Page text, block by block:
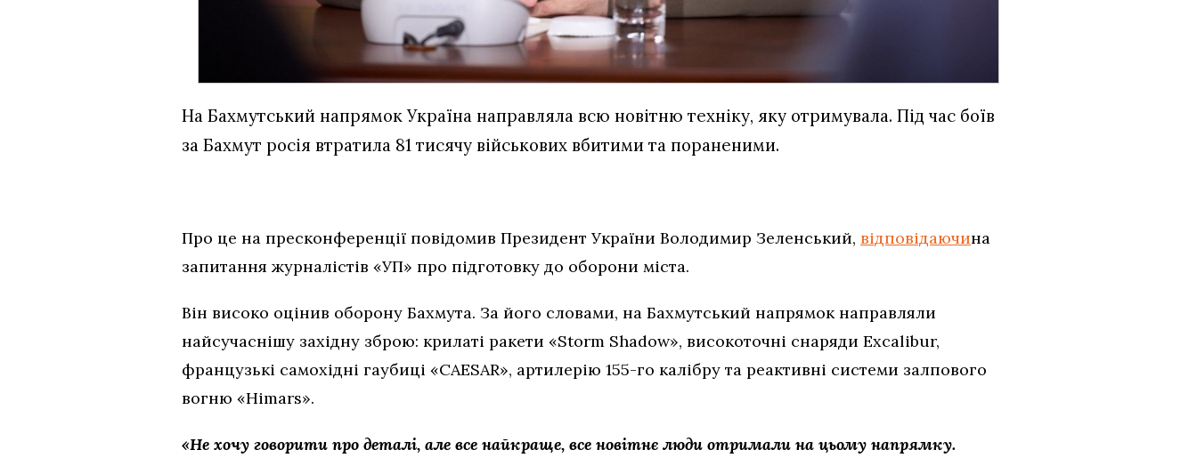
На Бахмутський напрямок Україна направляла всю новітню техніку, яку отримувала. Під час боїв
за Бахмут росія втратила 81 тисячу військових вбитими та пораненими.
Про це на пресконференції повідомив Президент України Володимир Зеленський, відповідаючина
запитання журналістів «УП» про підготовку до оборони міста.
Він високо оцінив оборону Бахмута. За його словами, на Бахмутський напрямок направляли
найсучаснішу західну зброю: крилаті ракети «Storm Shadow», високоточні снаряди Excalibur,
французькі самохідні гаубиці «CAESAR», артилерію 155-го калібру та реактивні системи залпового
вогню «Himars».
«Не хочу говорити про деталі, але все найкраще, все новітнє люди отримали на цьому напрямку.